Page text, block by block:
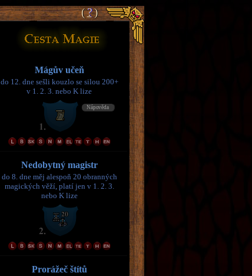
(?)
(?)
Mágův učeň
do 12. dne sešli kouzlo se silou 200+
v 1. 2. 3. nebo K lize
Nedobytný magistr
do 8. dne měj alespoň 20 obranných
magických věží, platí jen v 1. 2. 3.
nebo K lize
Prorážeč štítů